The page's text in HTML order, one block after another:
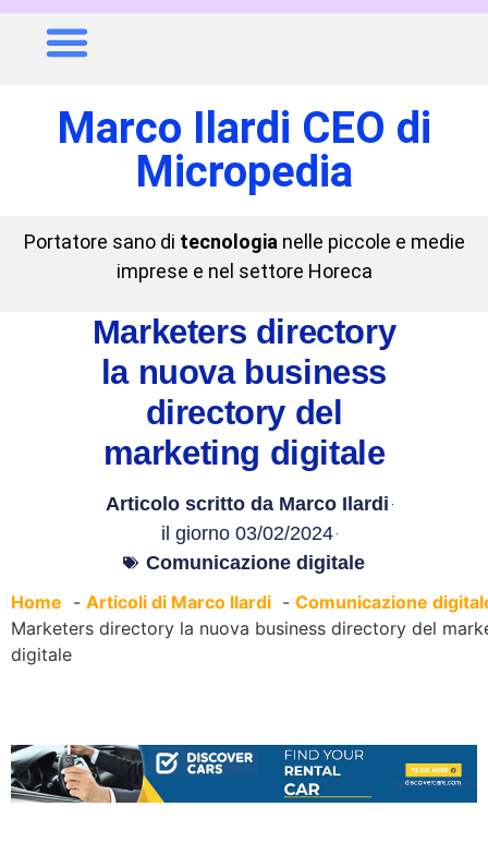
Marco Ilardi CEO di
Micropedia
Portatore sano di tecnologia nelle piccole e medie
imprese e nel settore Horeca
Marketers directory
la nuova business
directory del
marketing digitale
Articolo scritto da Marco Ilardi
il giorno 03/02/2024
Comunicazione digitale
Home
Articoli di Marco Ilardi
Comunicazione
Marketers directory la nuova business directory del
digitale